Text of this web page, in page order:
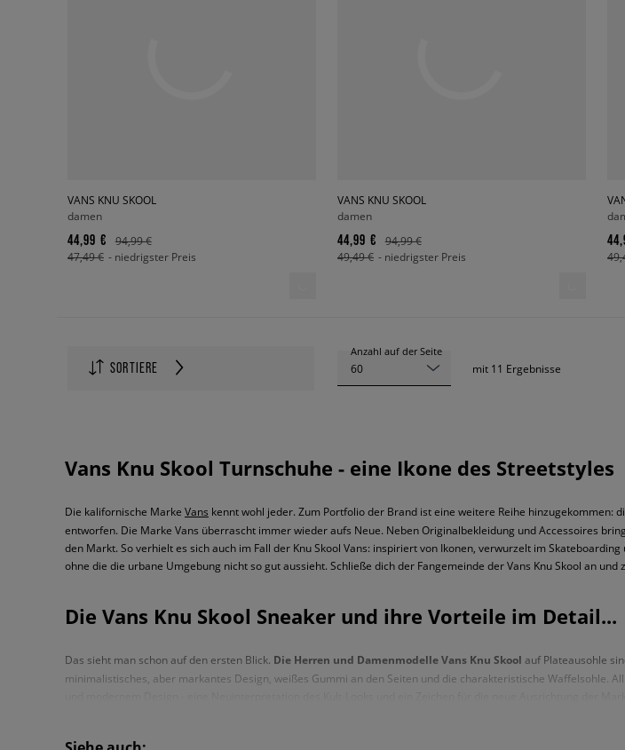
VANS KNU SKOOL
damen
44,99 €
94,99 €
47,49 € - niedrigster Preis
VANS KNU SKOOL
damen
44,99 €
94,99 €
49,49 € - niedrigster Preis
SORTIERE
Anzahl auf der Seite
60 mit 11 Ergebnisse
Vans Knu Skool Turnschuhe - eine Ikone des Streetstyles
Die kalifornische Marke Vans kennt wohl jeder. Zum Portfolio der Brand ist eine weitere Reihe hinzugekommen:
entworfen. Die Marke Vans überrascht immer wieder aufs Neue. Neben Originalbekleidung und Accessoires
den Markt. So verhielt es sich auch im Fall der Knu Skool Vans: inspiriert von Ikonen, verwurzelt im
ohne die die urbane Umgebung nicht so gut aussieht. Schließe dich der Fangemeinde der Vans Knu Skool an
Die Vans Knu Skool Sneaker und ihre Vorteile im Detail...
Das sieht man schon auf den ersten Blick. Die Herren und Damenmodelle Vans Knu Skool auf Plateausohle
minimalistisches, aber markantes Design, weißes Gummi an den Seiten und die charakteristische Waffelsohle.
Designansatz. All das ergibt ein echt originelles und gleichzeitig vielseitiges Design. Diese Schuhe sehen nicht